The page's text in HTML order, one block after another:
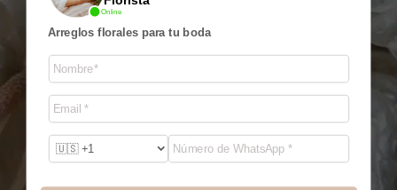
Online
Arreglos florales para tu boda